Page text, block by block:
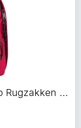
Eastpak Out of Office Laptop Rugzakken rood